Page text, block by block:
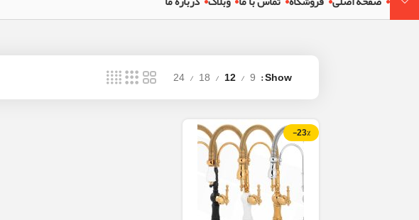
Show
9
12
18
24
-23%